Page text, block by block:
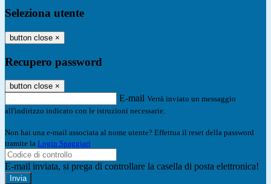
Seleziona utente
button close ×
Recupero password
button close ×
E-mail Verrà inviato un messaggio
all'indirizzo indicato con le istruzioni necessarie.
Non hai una e-mail associata al nome utente? Effettua il reset della password
tramite la Login Spaggiari
E-mail inviata, si prega di controllare la casella di posta elettronica!